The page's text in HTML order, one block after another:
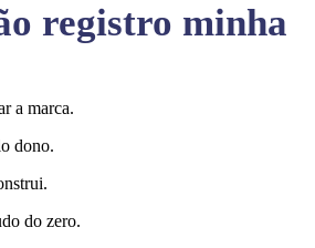
registro minha
a marca.
dono.
do zero.